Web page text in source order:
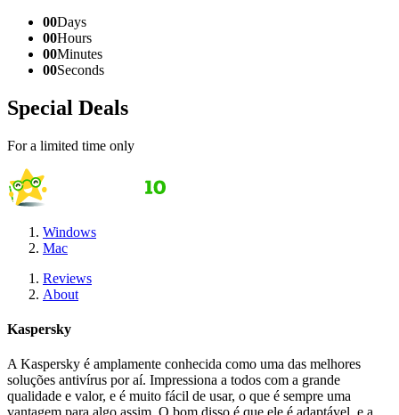
00Days
00Hours
00Minutes
00Seconds
Special Deals
For a limited time only
Windows
Mac
Reviews
About
Kaspersky
A Kaspersky é amplamente conhecida como uma das melhores
soluções antivírus por aí. Impressiona a todos com a grande
qualidade e valor, e é muito fácil de usar, o que é sempre uma